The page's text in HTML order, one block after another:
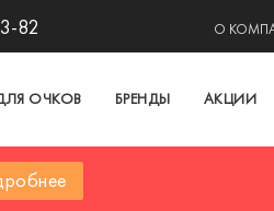
82 О
ОЧКОВ БРЕНДЫ АКЦИИ